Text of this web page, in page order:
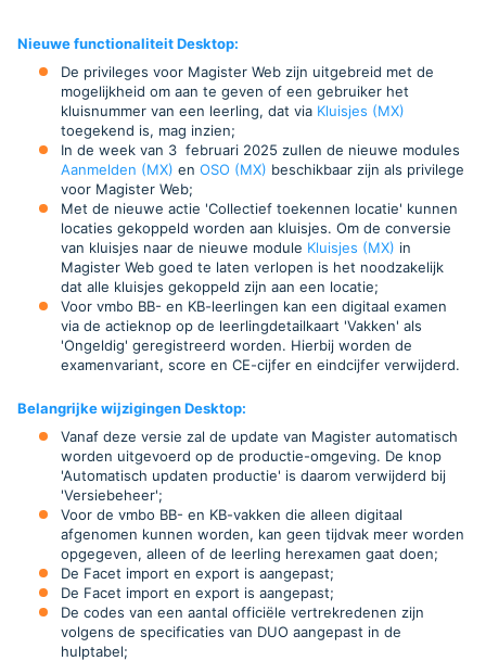
Nieuwe functionaliteit Desktop:
De privileges voor Magister Web zijn uitgebreid met de
mogelijkheid om aan te geven of een gebruiker het
kluisnummer van een leerling, dat via Kluisjes (MX)
toegekend is, mag inzien;
In de week van 3 februari 2025 zullen de nieuwe modules
Aanmelden (MX) en OSO (MX) beschikbaar zijn als privilege
voor Magister Web;
Met de nieuwe actie 'Collectief toekennen locatie' kunnen
locaties gekoppeld worden aan kluisjes. Om de conversie
van kluisjes naar de nieuwe module Kluisjes (MX) in
Magister Web goed te laten verlopen is het noodzakelijk
dat alle kluisjes gekoppeld zijn aan een locatie;
Voor vmbo BB- en KB-leerlingen kan een digitaal examen
via de actieknop op de leerlingdetailkaart 'Vakken' als
'Ongeldig' geregistreerd worden. Hierbij worden de
examenvariant, score en CE-cijfer en eindcijfer verwijderd.
Belangrijke wijzigingen Desktop:
Vanaf deze versie zal de update van Magister automatisch
worden uitgevoerd op de productie-omgeving. De knop
'Automatisch updaten productie' is daarom verwijderd bij
'Versiebeheer';
Voor de vmbo BB- en KB-vakken die alleen digitaal
afgenomen kunnen worden, kan geen tijdvak meer worden
opgegeven, alleen of de leerling herexamen gaat doen;
De Facet import en export is aangepast;
De Facet import en export is aangepast;
De codes van een aantal officiële vertrekredenen zijn
volgens de specificaties van DUO aangepast in de
hulptabel;